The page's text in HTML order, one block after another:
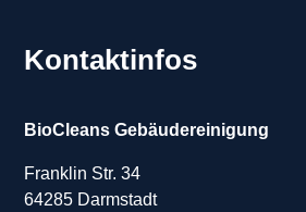
Kontaktinfos
BioCleans Gebäudereinigung
Franklin Str. 34
64285 Darmstadt